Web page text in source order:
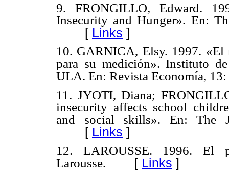
9. FRONGILLO, Edward.
Insecurity and Hunger». En:
[ Links ]
10. GARNICA, Elsy. 1997. «El
para su medición». Instituto
ULA. En: Revista Economía,
11. JYOTI, Diana;
insecurity affects school
and social skills». En: The
[ Links ]
12. LAROUSSE. 1996. El
Larousse. [ Links ]